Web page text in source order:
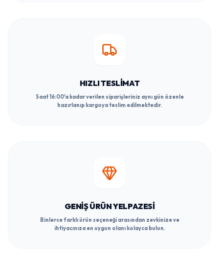
HIZLI TESLIMAT
Saat 16:00'a kadar verilen siparişleriniz aynı gün özenle
hazırlanıp kargoya teslim edilmektedir.
GENIŞ ÜRÜN YELPAZESI
Binlerce farklı ürün seçeneği arasından zevkinize ve
ihtiyacınıza en uygun olanı kolayca bulun.